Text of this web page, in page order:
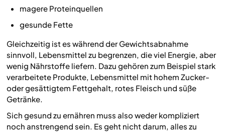
magere Proteinquellen
gesunde Fette
Gleichzeitig ist es während der Gewichtsabnahme
sinnvoll, Lebensmittel zu begrenzen, die viel Energie, aber
wenig Nährstoffe liefern. Dazu gehören zum Beispiel stark
verarbeitete Produkte, Lebensmittel mit hohem Zucker-
oder gesättigtem Fettgehalt, rotes Fleisch und süße
Getränke.
Sich gesund zu ernähren muss also weder kompliziert
noch anstrengend sein. Es geht nicht darum, alles zu